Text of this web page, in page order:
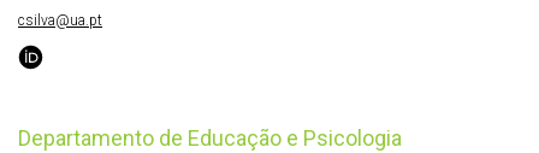
Departamento de Educação e Psicologia
csilva@ua.pt